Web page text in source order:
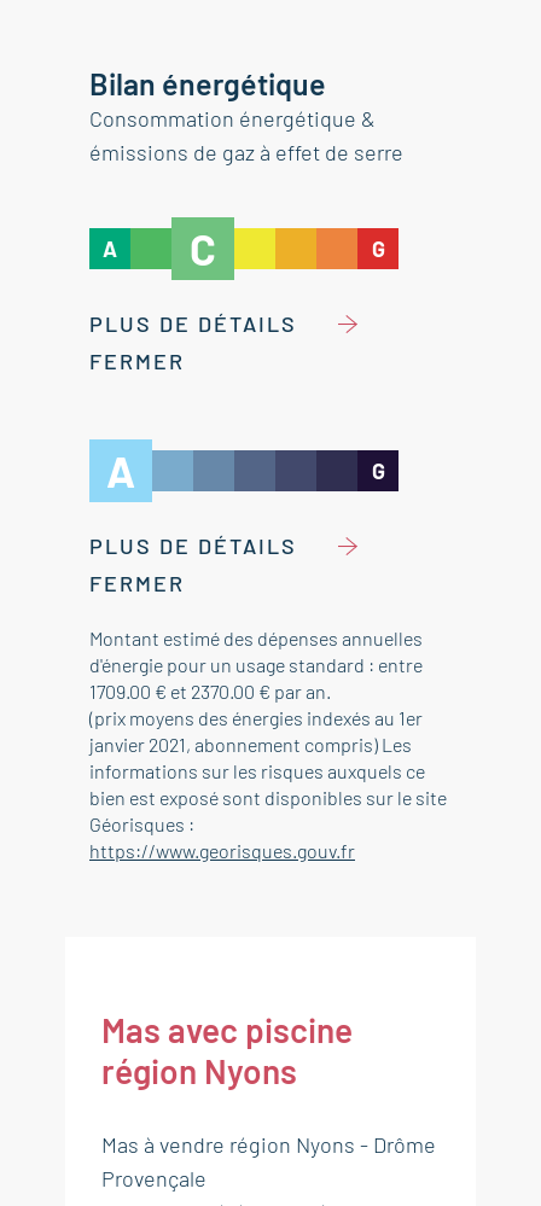
Bilan énergétique
Consommation énergétique &
émissions de gaz à effet de serre
A C G
PLUS DE DÉTAILS
FERMER
A G
PLUS DE DÉTAILS
FERMER
Montant estimé des dépenses annuelles
d'énergie pour un usage standard : entre
1709.00 € et 2370.00 € par an.
(prix moyens des énergies indexés au 1er
janvier 2021, abonnement compris) Les
informations sur les risques auxquels ce
bien est exposé sont disponibles sur le site
Géorisques :
https://www.georisques.gouv.fr
Mas avec piscine
région Nyons
Mas à vendre région Nyons - Drôme
Provençale